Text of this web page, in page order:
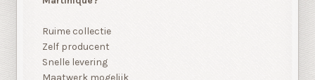
Ruime collectie
Zelf producent
Snelle levering